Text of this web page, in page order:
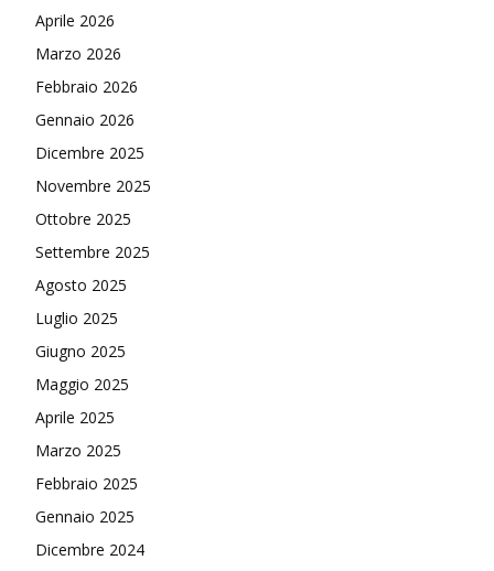
Aprile 2026
Marzo 2026
Febbraio 2026
Gennaio 2026
Dicembre 2025
Novembre 2025
Ottobre 2025
Settembre 2025
Agosto 2025
Luglio 2025
Giugno 2025
Maggio 2025
Aprile 2025
Marzo 2025
Febbraio 2025
Gennaio 2025
Dicembre 2024